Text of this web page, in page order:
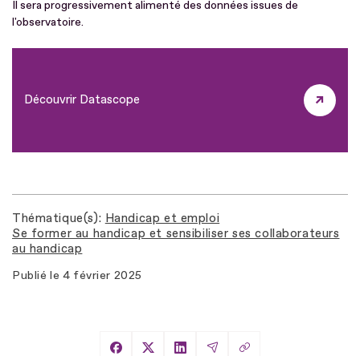
Il sera progressivement alimenté des données issues de
l'observatoire.
Découvrir Datascope
Thématique(s) Handicap et emploi
Se former au handicap et sensibiliser ses collaborateurs
au handicap
Publié le 4 février 2025